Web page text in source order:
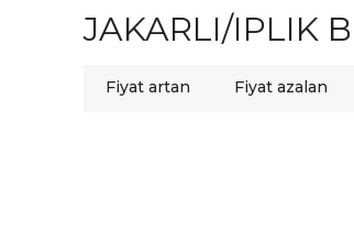
JAKARLI/IPLIK
Fiyat artan Fiyat azalan